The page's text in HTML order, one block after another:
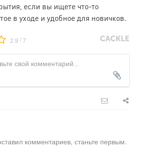
если вы ищете что-то
в уходе и удобное для новичков.
2.9 /7
комментариев, станьте первым.